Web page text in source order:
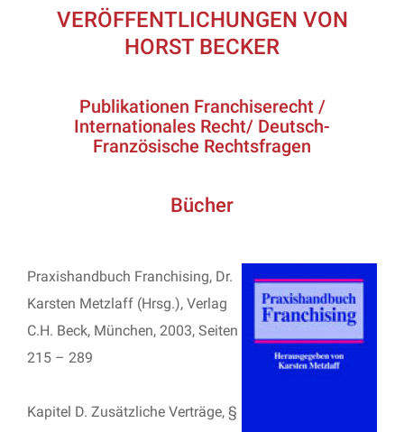
VERÖFFENTLICHUNGEN VON
HORST BECKER
Publikationen Franchiserecht /
Internationales Recht/ Deutsch-
Französische Rechtsfragen
Bücher
Praxishandbuch Franchising, Dr.
Karsten Metzlaff (Hrsg.), Verlag
C.H. Beck, München, 2003, Seiten
215 – 289
Kapitel D. Zusätzliche Verträge, §